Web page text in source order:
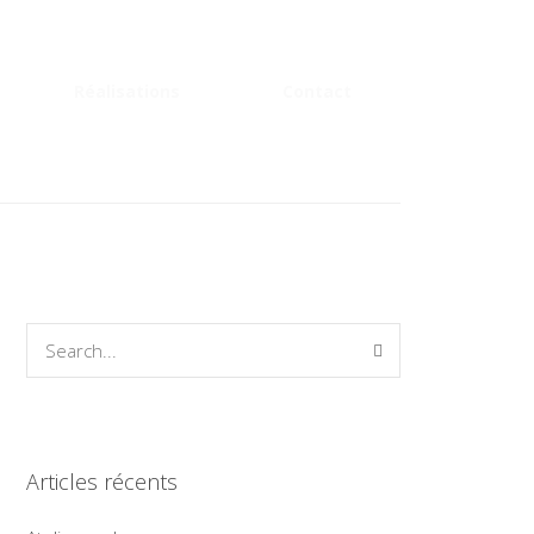
Articles récents